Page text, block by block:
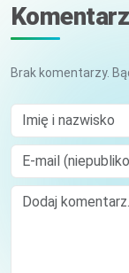
Brak komentarzy.
Imię i nazwisko
E-mail
Comment